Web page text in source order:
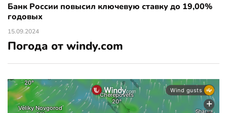
Банк России повысил ключевую ставку до 19,00%
годовых
15.09.2024
Погода от windy.com